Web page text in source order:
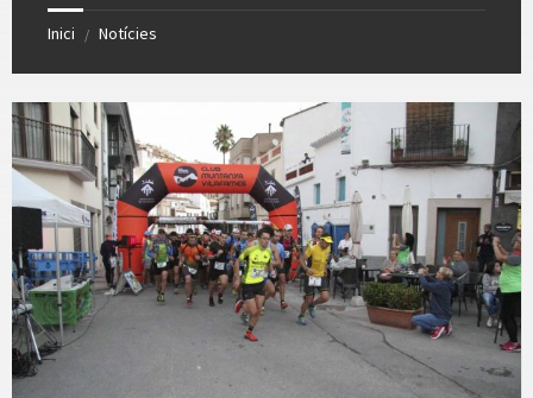
Inici / Notícies